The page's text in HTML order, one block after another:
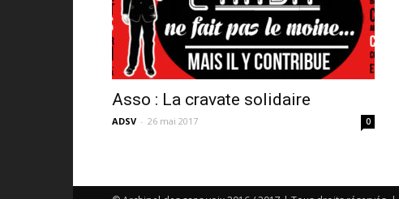
Asso : La cravate solidaire
ADSV - 26 mai 2017 0